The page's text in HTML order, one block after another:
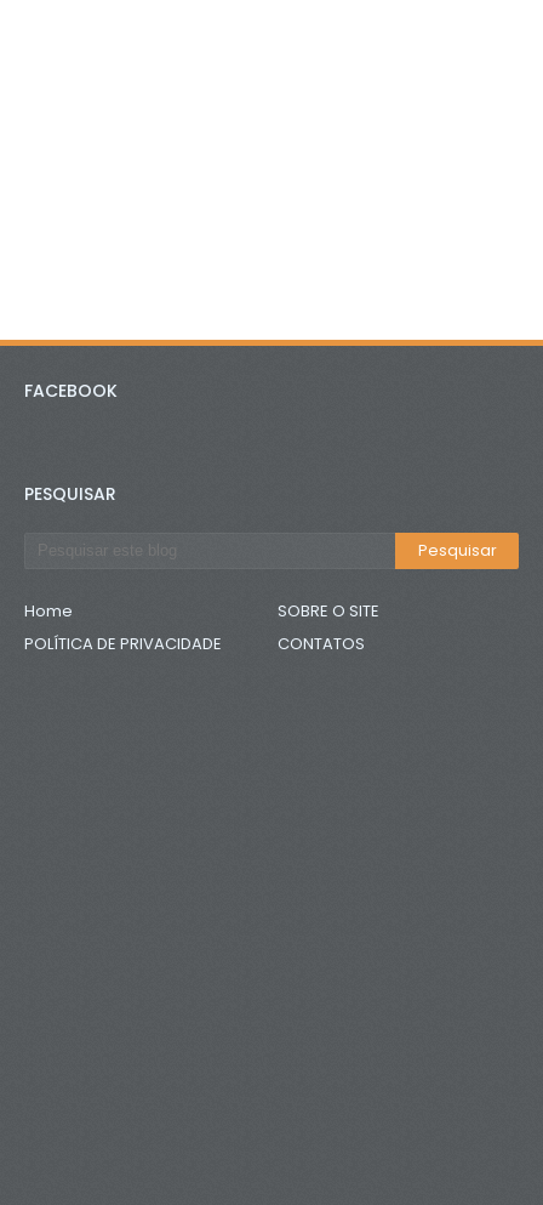
FACEBOOK
PESQUISAR
Home
SOBRE O SITE
POLÍTICA DE PRIVACIDADE
CONTATOS